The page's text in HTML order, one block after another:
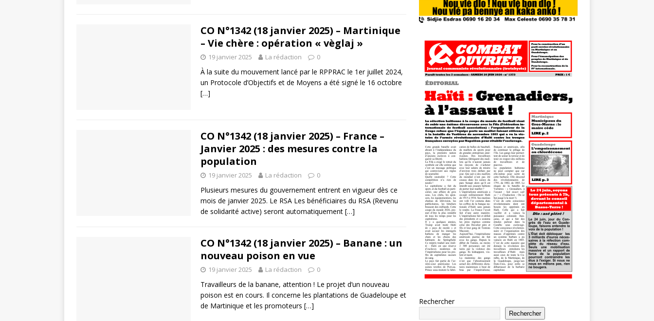
CO N°1342 (18 janvier 2025) – Martinique
– Vie chère : opération « vèglaj »
19 janvier 2025 La rédaction 0
À la suite du mouvement lancé par le RPPRAC le 1er juillet 2024,
un Protocole d’Objectifs et de Moyens a été signé le 16 octobre
[…]
CO N°1342 (18 janvier 2025) – France –
Janvier 2025 : des mesures contre la
population
19 janvier 2025 La rédaction 0
Plusieurs mesures du gouvernement entrent en vigueur dès ce
mois de janvier 2025. Le RSA Les bénéficiaires du RSA (Revenu
de solidarité active) seront automatiquement […]
CO N°1342 (18 janvier 2025) – Banane : un
nouveau poison en vue
19 janvier 2025 La rédaction 0
Travailleurs de la banane, attention ! Le projet d’un nouveau
poison est en cours. Il concerne les plantations de Guadeloupe et
de Martinique et les promoteurs […] Rechercher
Rechercher